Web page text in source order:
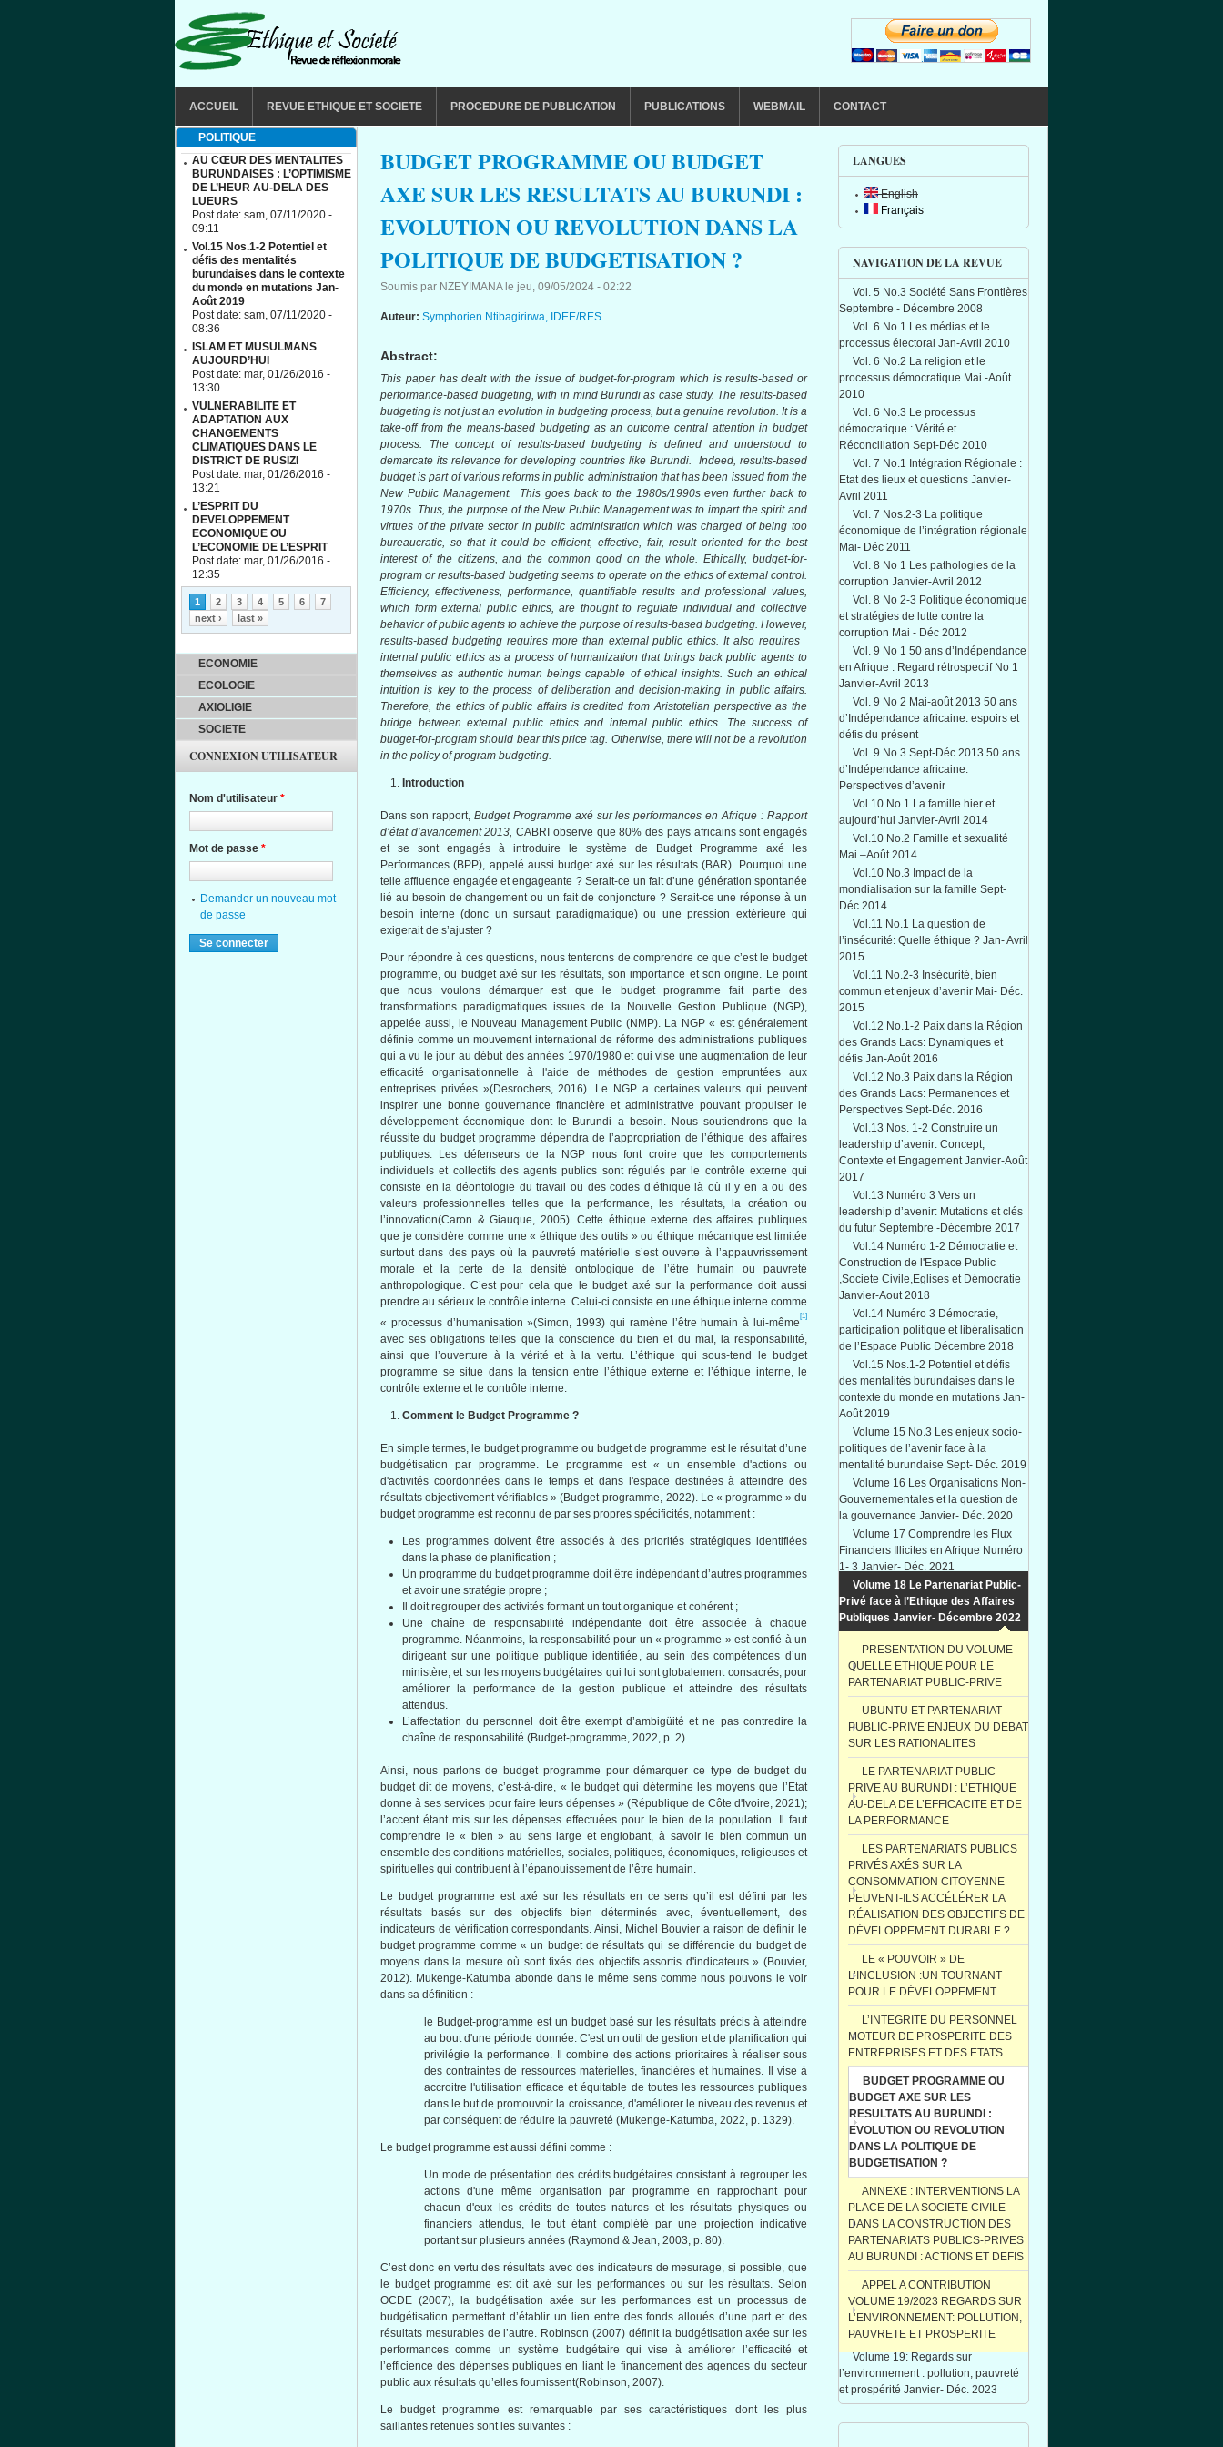
ACCUEIL REVUE ETHIQUE ET SOCIETE PROCEDURE DE PUBLICATION PUBLICATIONS WEBMAIL CONTACT
BUDGET PROGRAMME OU BUDGET
AXE SUR LES RESULTATS AU BURUNDI :
EVOLUTION OU REVOLUTION DANS LA
POLITIQUE DE BUDGETISATION ?
Soumis par NZEYIMANAle jeu, 09/05/2024 - 02:22
Auteur: Symphorien Ntibagirirwa, IDEE/RES
Abstract:
This paper has dealt with the issue of budget-for-program which is results-based or
performance-based budgeting, with in mind Burundi as case study. The results-based
budgeting is not just an evolution in budgeting process, but a genuine revolution. It is a
take-off from the means-based budgeting asan outcome central attention in budget
process. The concept of results-based budgeting is defined and understood to
demarcate its relevance for developing countries like Burundi. Indeed, results-based
budget is part of various reforms in public administration that has been issued from the
New Public Management. This goes back to the 1980s/1990s even further back to
1970s. Thus, the purpose of the New Public Management was to impart the spirit and
virtues of the private sector in public administration which was charged of being too
bureaucratic, so that it could be efficient, effective, fair, result oriented for the best
interest of the citizens, and the common good on the whole. Ethically, budget-for-
program or results-based budgeting seems to operate on the ethics of external control.
Efficiency, effectiveness, performance, quantifiable results and professional values,
which form external public ethics, are thought to regulate individual and collective
behavior of public agents to achieve the purpose of results-based budgeting. However,
results-based budgeting requires more than external public ethics. It also requires
internal public ethics as a process of humanization that brings back public agents to
themselves as authentic human beings capable of ethical insights. Such an ethical
intuition is key to the process of deliberation and decision-making in public affairs.
Therefore, the ethics of public affairs is credited from Aristotelian perspective as the
bridge between external public ethics and internal public ethics. The success of
budget-for-program should bear this price tag. Otherwise, there will not be a revolution
in the policy of program budgeting.
Introduction
Dans son rapport, Budget Programme axé sur les performances en Afrique : Rapport
d’état d’avancement 2013, CABRI observe que 80% des pays africains sont engagés
et se sont engagés à introduire le système de Budget Programme axé les
Performances (BPP), appelé aussi budget axé sur les résultats (BAR). Pourquoi une
telle affluence engagée et engageante ? Serait-ce un fait d’une génération spontanée
lié au besoin de changement ou un fait de conjoncture ? Serait-ce une réponse à un
besoin interne (donc un sursaut paradigmatique) ou une pression extérieure qui
exigerait de s’ajuster ?
Pour répondre à ces questions, nous tenterons de comprendre ce que c’est le budget
programme, ou budget axé sur les résultats, son importance et son origine. Le point
que nous voulons démarquer est que le budget programme fait partie des
transformations paradigmatiques issues de la Nouvelle Gestion Publique (NGP),
appelée aussi, le Nouveau Management Public (NMP). La NGP « est généralement
définie comme un mouvement international de réforme des administrations publiques
qui a vu le jour au début des années 1970/1980 et qui vise une augmentation de leur
efficacité organisationnelle à l'aide de méthodes de gestion empruntées aux
entreprises privées »(Desrochers, 2016). Le NGP a certaines valeurs qui peuvent
inspirer une bonne gouvernance financière et administrative pouvant propulser le
développement économique dont le Burundi a besoin. Nous soutiendrons que la
réussite du budget programme dépendra de l’appropriation de l’éthique des affaires
publiques. Les défenseurs de la NGP nous font croire que les comportements
individuels et collectifs des agents publics sont régulés par le contrôle externe qui
consiste en la déontologie du travail ou des codes d’éthique là où il y en a ou des
valeurs professionnelles telles que la performance, les résultats, la création ou
l’innovation(Caron & Giauque, 2005). Cette éthique externe des affaires publiques
que je considère comme une « éthique des outils » ou éthique mécanique est limitée
surtout dans des pays où la pauvreté matérielle s’est ouverte à l’appauvrissement
morale et la perte de la densité ontologique de l’être humain ou pauvreté
anthropologique. C’est pour cela que le budget axé sur la performance doit aussi
prendre au sérieux le contrôle interne. Celui-ci consiste en une éthique interne comme
« processus d’humanisation »(Simon, 1993) qui ramène l’être humain à lui-même
[1]
avec ses obligations telles que la conscience du bien et du mal, la responsabilité,
ainsi que l’ouverture à la vérité et à la vertu. L’éthique qui sous-tend le budget
programme se situe dans la tension entre l’éthique externe et l’éthique interne, le
contrôle externe et le contrôle interne.
Comment le Budget Programme ?
En simple termes, le budget programme ou budget de programme est le résultat d’une
budgétisation par programme. Le programme est « un ensemble d'actions ou
d'activités coordonnées dans le temps et dans l'espace destinées à atteindre des
résultats objectivement vérifiables » (Budget-programme, 2022). Le « programme » du
budget programme est reconnu de par ses propres spécificités, notamment :
Les programmes doivent être associés à des priorités stratégiques identifiées
dans la phase de planification ;
Un programme du budget programme doit être indépendant d’autres programmes
et avoir une stratégie propre ;
Il doit regrouper des activités formant un tout organique et cohérent ;
Une chaîne de responsabilité indépendante doit être associée à chaque
programme. Néanmoins, la responsabilité pour un « programme » est confié à un
dirigeant sur une politique publique identifiée, au sein des compétences d’un
ministère, et sur les moyens budgétaires qui lui sont globalement consacrés, pour
améliorer la performance de la gestion publique et atteindre des résultats
attendus.
L’affectation du personnel doit être exempt d’ambigüité et ne pas contredire la
chaîne de responsabilité (Budget-programme, 2022, p. 2).
Ainsi, nous parlons de budget programme pour démarquer ce type de budget du
budget dit de moyens, c’est-à-dire, « le budget qui détermine les moyens que l’Etat
donne à ses services pour faire leurs dépenses » (République de Côte d'Ivoire, 2021);
l’accent étant mis sur les dépenses effectuées pour le bien de la population. Il faut
comprendre le « bien » au sens large et englobant, à savoir le bien commun un
ensemble des conditions matérielles, sociales, politiques, économiques, religieuses et
spirituelles qui contribuent à l’épanouissement de l’être humain.
Le budget programme est axé sur les résultats en ce sens qu’il est défini par les
résultats basés sur des objectifs bien déterminés avec, éventuellement, des
indicateurs de vérification correspondants. Ainsi, Michel Bouvier a raison de définir le
budget programme comme « un budget de résultats qui se différencie du budget de
moyens dans la mesure où sont fixés des objectifs assortis d'indicateurs » (Bouvier,
2012). Mukenge-Katumba abonde dans le même sens comme nous pouvons le voir
dans sa définition :
le Budget-programme est un budget basé sur les résultats précis à atteindre
au bout d'une période donnée. C'est un outil de gestion et de planification qui
privilégie la performance. Il combine des actions prioritaires à réaliser sous
des contraintes de ressources matérielles, financières et humaines. Il vise à
accroitre l'utilisation efficace et équitable de toutes les ressources publiques
dans le but de promouvoir la croissance, d'améliorer le niveau des revenus et
par conséquent de réduire la pauvreté (Mukenge-Katumba, 2022, p. 1329).
Le budget programme est aussi défini comme :
Un mode de présentation des crédits budgétaires consistant à regrouper les
actions d'une même organisation par programme en rapprochant pour
chacun d'eux les crédits de toutes natures et les résultats physiques ou
financiers attendus, le tout étant complété par une projection indicative
portant sur plusieurs années (Raymond & Jean, 2003, p. 80).
C’est donc en vertu des résultats avec des indicateurs de mesurage, si possible, que
le budget programme est dit axé sur les performances ou sur les résultats. Selon
OCDE (2007), la budgétisation axée sur les performances est un processus de
budgétisation permettant d’établir un lien entre des fonds alloués d’une part et des
résultats mesurables de l’autre. Robinson (2007) définit la budgétisation axée sur les
performances comme un système budgétaire qui vise à améliorer l’efficacité et
l’efficience des dépenses publiques en liant le financement des agences du secteur
public aux résultats qu’elles fournissent(Robinson, 2007).
Le budget programme est remarquable par ses caractéristiques dont les plus
saillantes retenues sont les suivantes :
LANGUES
English
Français
NAVIGATION DE LA REVUE
Vol. 5 No.3 Société Sans Frontières
Septembre - Décembre 2008
Vol. 6 No.1 Les médias et le
processus électoral Jan-Avril 2010
Vol. 6 No.2 La religion et le
processus démocratique Mai -Août
2010
Vol. 6 No.3 Le processus
démocratique : Vérité et
Réconciliation Sept-Déc 2010
Vol. 7 No.1 Intégration Régionale :
Etat des lieux et questions Janvier-
Avril 2011
Vol. 7 Nos.2-3 La politique
économique de l’intégration régionale
Mai- Déc 2011
Vol. 8 No 1 Les pathologies de la
corruption Janvier-Avril 2012
Vol. 8 No 2-3 Politique économique
et stratégies de lutte contre la
corruption Mai - Déc 2012
Vol. 9 No 1 50 ans d’Indépendance
en Afrique : Regard rétrospectif No 1
Janvier-Avril 2013
Vol. 9 No 2 Mai-août 2013 50 ans
d’Indépendance africaine: espoirs et
défis du présent
Vol. 9 No 3 Sept-Déc 2013 50 ans
d’Indépendance africaine:
Perspectives d’avenir
Vol.10 No.1 La famille hier et
aujourd’hui Janvier-Avril 2014
Vol.10 No.2 Famille et sexualité
Mai –Août 2014
Vol.10 No.3 Impact de la
mondialisation sur la famille Sept-
Déc 2014
Vol.11 No.1 La question de
l’insécurité: Quelle éthique ? Jan- Avril
2015
Vol.11 No.2-3 Insécurité, bien
commun et enjeux d’avenir Mai- Déc.
2015
Vol.12 No.1-2 Paix dans la Région
des Grands Lacs: Dynamiques et
défis Jan-Août 2016
Vol.12 No.3 Paix dans la Région
des Grands Lacs: Permanences et
Perspectives Sept-Déc. 2016
Vol.13 Nos. 1-2 Construire un
leadership d’avenir: Concept,
Contexte et Engagement Janvier-Août
2017
Vol.13 Numéro 3 Vers un
leadership d’avenir: Mutations et clés
du futur Septembre -Décembre 2017
Vol.14 Numéro 1-2 Démocratie et
Construction de l'Espace Public
,Societe Civile,Eglises et Démocratie
Janvier-Aout 2018
Vol.14 Numéro 3 Démocratie,
participation politique et libéralisation
de l’Espace Public Décembre 2018
Vol.15 Nos.1-2 Potentiel et défis
des mentalités burundaises dans le
contexte du monde en mutations Jan-
Août 2019
Volume 15 No.3 Les enjeux socio-
politiques de l’avenir face à la
mentalité burundaise Sept- Déc. 2019
Volume 16 Les Organisations Non-
Gouvernementales et la question de
la gouvernance Janvier- Déc. 2020
Volume 17 Comprendre les Flux
Financiers Illicites en Afrique Numéro
1- 3 Janvier- Déc. 2021
Volume 18 Le Partenariat Public-
Privé face à l’Ethique des Affaires
Publiques Janvier- Décembre 2022
PRESENTATION DU VOLUME
QUELLE ETHIQUE POUR LE
PARTENARIAT PUBLIC-PRIVE
UBUNTU ET PARTENARIAT
PUBLIC-PRIVE ENJEUX DU DEBAT
SUR LES RATIONALITES
LE PARTENARIAT PUBLIC-
PRIVE AU BURUNDI : L’ETHIQUE
AU-DELA DE L’EFFICACITE ET DE
LA PERFORMANCE
LES PARTENARIATS PUBLICS
PRIVÉS AXÉS SUR LA
CONSOMMATION CITOYENNE
PEUVENT-ILS ACCÉLÉRER LA
RÉALISATION DES OBJECTIFS DE
DÉVELOPPEMENT DURABLE ?
LE « POUVOIR » DE
L’INCLUSION :UN TOURNANT
POUR LE DÉVELOPPEMENT
L’INTEGRITE DU PERSONNEL
MOTEUR DE PROSPERITE DES
ENTREPRISES ET DES ETATS
BUDGET PROGRAMME OU
BUDGET AXE SUR LES
RESULTATS AU BURUNDI :
EVOLUTION OU REVOLUTION
DANS LA POLITIQUE DE
BUDGETISATION ?
ANNEXE : INTERVENTIONS LA
PLACE DE LA SOCIETE CIVILE
DANS LA CONSTRUCTION DES
PARTENARIATS PUBLICS-PRIVES
AU BURUNDI : ACTIONS ET DEFIS
APPEL A CONTRIBUTION
VOLUME 19/2023 REGARDS SUR
L’ENVIRONNEMENT: POLLUTION,
PAUVRETE ET PROSPERITE
Volume 19: Regards sur
l’environnement : pollution, pauvreté
et prospérité Janvier- Déc. 2023
POLITIQUE
AU CŒUR DES MENTALITES
BURUNDAISES : L’OPTIMISME
DE L’HEUR AU-DELA DES
LUEURS
Post date: sam, 07/11/2020 -
09:11
Vol.15 Nos.1-2 Potentiel et
défis des mentalités
burundaises dans le contexte
du monde en mutations Jan-
Août 2019
Post date: sam, 07/11/2020 -
08:36
ISLAM ET MUSULMANS
AUJOURD’HUI
Post date: mar, 01/26/2016 -
13:30
VULNERABILITE ET
ADAPTATION AUX
CHANGEMENTS
CLIMATIQUES DANS LE
DISTRICT DE RUSIZI
Post date: mar, 01/26/2016 -
13:21
L’ESPRIT DU
DEVELOPPEMENT
ECONOMIQUE OU
L’ECONOMIE DE L’ESPRIT
Post date: mar, 01/26/2016 -
12:35
Pages
1 2 3 4 5 6
7
next ›
last »
ECONOMIE
ECOLOGIE
AXIOLIGIE
SOCIETE
CONNEXION UTILISATEUR
Nom d'utilisateur *
Mot de passe *
Demander un nouveau mot
de passe